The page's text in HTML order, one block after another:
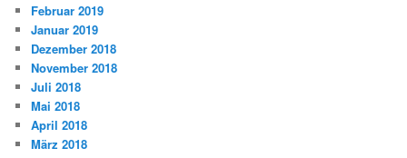
Februar 2019
Januar 2019
Dezember 2018
November 2018
Juli 2018
Mai 2018
April 2018
März 2018